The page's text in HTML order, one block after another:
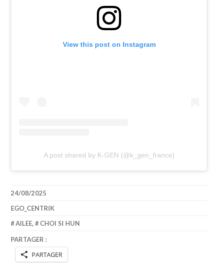
View this post on Instagram
A post shared by K-GEN (@k_gen_france)
24/08/2025
EGO_CENTRIK
AILEE, CHOI SI HUN
PARTAGER :
PARTAGER